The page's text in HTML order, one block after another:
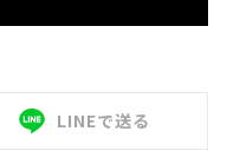
LINEで送る